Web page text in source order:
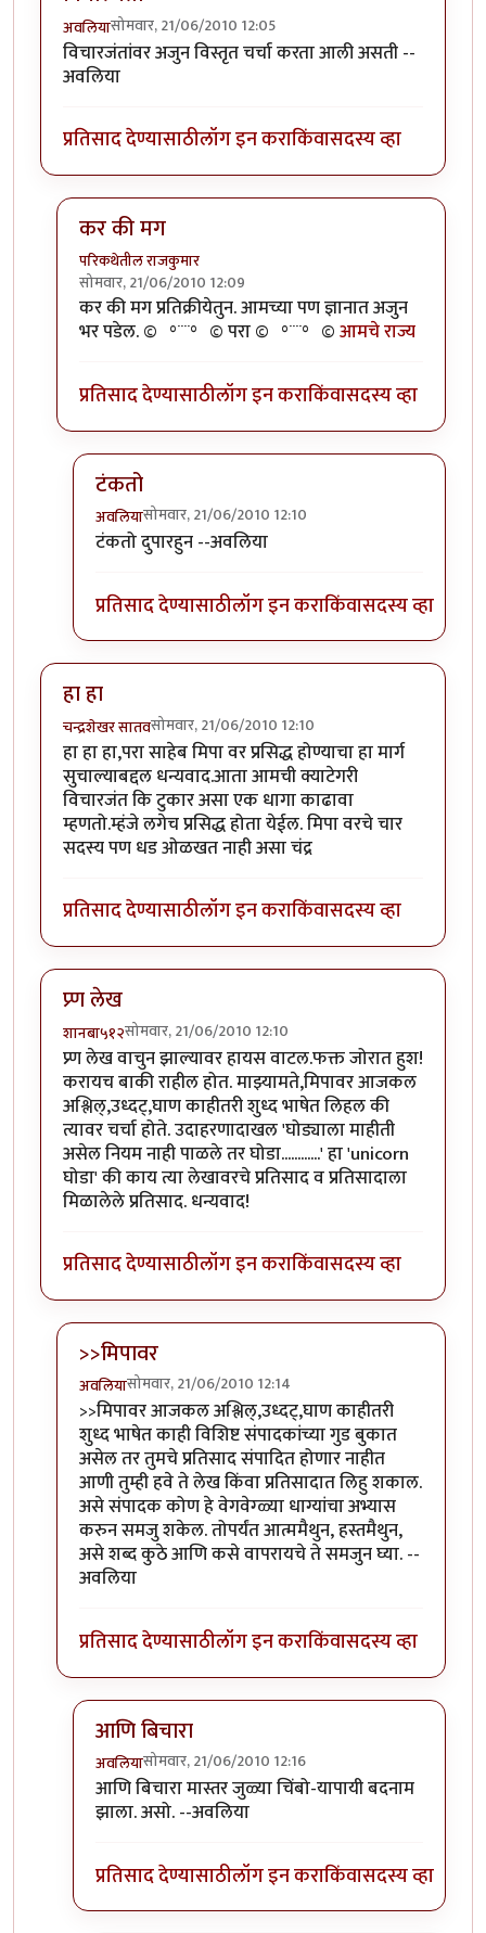
अवलियासोमवार, 21/06/2010 12:05
विचारजंतांवर अजुन विस्तृत चर्चा करता आली असती --
अवलिया
प्रतिसाद देण्यासाठीलॉग इन कराकिंवासदस्य व्हा
कर की मग
परिकथेतील राजकुमार
सोमवार, 21/06/2010 12:09
In reply toविचारजंताbyअवलिया
कर की मग प्रतिक्रीयेतुन. आमच्या पण ज्ञानात अजुन
भर पडेल. ©º°¨¨°º© परा ©º°¨¨°º©आमचे राज्य
प्रतिसाद देण्यासाठीलॉग इन कराकिंवासदस्य व्हा
टंकतो
अवलियासोमवार, 21/06/2010 12:10
In reply toकर की मगby
टंकतो दुपारहुन --अवलिया
प्रतिसाद देण्यासाठीलॉग इन कराकिंवासदस्य व्हा
हा हा
चन्द्रशेखर सातवसोमवार, 21/06/2010 12:10
हा हा हा,परा साहेब मिपा वर प्रसिद्ध होण्याचा हा मार्ग
सुचाल्याबद्दल धन्यवाद.आता आमची क्याटेगरी
विचारजंत कि टुकार असा एक धागा काढावा
म्हणतो.म्हंजे लगेच प्रसिद्ध होता येईल. मिपा वरचे चार
सदस्य पण धड ओळखत नाही असा चंद्र
प्रतिसाद देण्यासाठीलॉग इन कराकिंवासदस्य व्हा
प्र्ण लेख
शानबा५१२सोमवार, 21/06/2010 12:10
प्र्ण लेख वाचुन झाल्यावर हायस वाटल.फक्त जोरात हुश!
करायच बाकी राहील होत. माझ्यामते,मिपावर आजकल
अश्लिल्,उध्दट्,घाण काहीतरी शुध्द भाषेत लिहल की
त्यावर चर्चा होते. उदाहरणादाखल 'घोड्याला माहीती
असेल नियम नाही पाळले तर घोडा............' हा 'unicorn
घोडा' की काय त्या लेखावरचे प्रतिसाद व प्रतिसादाला
मिळालेले प्रतिसाद. धन्यवाद!
प्रतिसाद देण्यासाठीलॉग इन कराकिंवासदस्य व्हा
>>मिपावर
अवलियासोमवार, 21/06/2010 12:14
In reply toप्र्ण लेखbyशानबा५१२
>>मिपावर आजकल अश्लिल्,उध्दट्,घाण काहीतरी
शुध्द भाषेत काही विशिष्ट संपादकांच्या गुड बुकात
असेल तर तुमचे प्रतिसाद संपादित होणार नाहीत
आणी तुम्ही हवे ते लेख किंवा प्रतिसादात लिहु शकाल.
असे संपादक कोण हे वेगवेग्ळ्या धाग्यांचा अभ्यास
करुन समजु शकेल. तोपर्यंत आत्ममैथुन, हस्तमैथुन,
असे शब्द कुठे आणि कसे वापरायचे ते समजुन घ्या. --
अवलिया
प्रतिसाद देण्यासाठीलॉग इन कराकिंवासदस्य व्हा
आणि बिचारा
अवलियासोमवार, 21/06/2010 12:16
In reply to>>मिपावरbyअवलिया
आणि बिचारा मास्तर जुळ्या चिंबो-यापायी बदनाम
झाला. असो. --अवलिया
प्रतिसाद देण्यासाठीलॉग इन कराकिंवासदस्य व्हा